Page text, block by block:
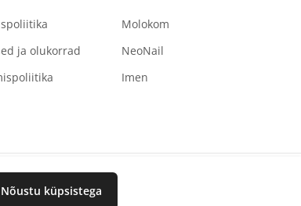
ja olukorrad
Molokom
NeoNail
Imen
Nõustu küpsistega